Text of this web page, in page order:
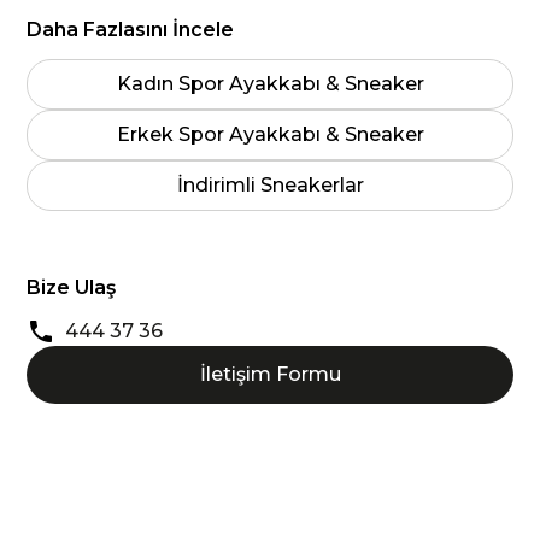
Daha Fazlasını İncele
Kadın Spor Ayakkabı & Sneaker
Erkek Spor Ayakkabı & Sneaker
İndirimli Sneakerlar
Bize Ulaş
444 37 36
İletişim Formu